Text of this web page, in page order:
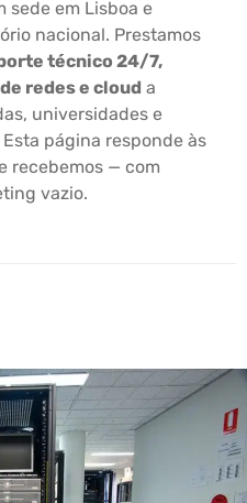
sede em Lisboa e
nacional. Prestamos
técnico 24/7,
redes e cloud a
universidades e
página responde às
recebemos — com
vazio.